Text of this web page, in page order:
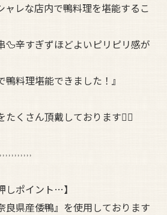
ャレな店内で鴨料理を堪能するこ
🦆辛すぎずほどよいピリピリ感が
鴨料理堪能できました！』
くさん頂戴しております🙇‍♀️
しポイント…】
県産倭鴨』を使用しております